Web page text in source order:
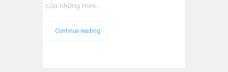
của những mini…
Continue reading